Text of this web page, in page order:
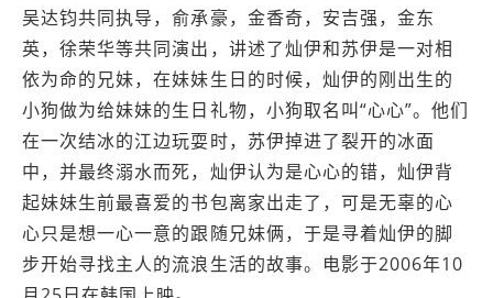
吴达钧共同执导，俞承豪，金香奇，安吉强，金东
英，徐荣华等共同演出，讲述了灿伊和苏伊是一对相
依为命的兄妹，在妹妹生日的时候，灿伊的刚出生的
小狗做为给妹妹的生日礼物，小狗取名叫“心心”。他们
在一次结冰的江边玩耍时，苏伊掉进了裂开的冰面
中，并最终溺水而死，灿伊认为是心心的错，灿伊背
起妹妹生前最喜爱的书包离家出走了，可是无辜的心
心只是想一心一意的跟随兄妹俩，于是寻着灿伊的脚
步开始寻找主人的流浪生活的故事。电影于2006年10